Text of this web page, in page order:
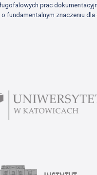
prac
fundamentalnym znaczeniu